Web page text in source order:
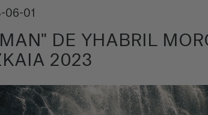
06-01
DE YHABRIL
2023